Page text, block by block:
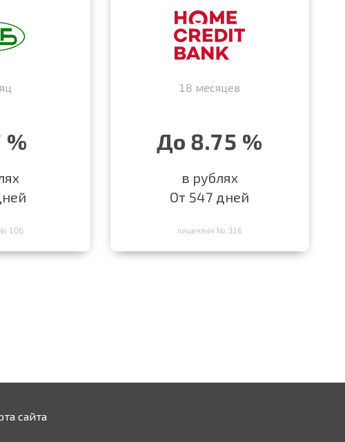
%
106
18 месяцев
До 8.75 %
в рублях
От 547 дней
лицензия № 316
сайта